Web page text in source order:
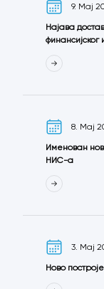
9. Мај
Најава
финансијског
8. Мај
Именован
НИС-а
3. Мај
Ново